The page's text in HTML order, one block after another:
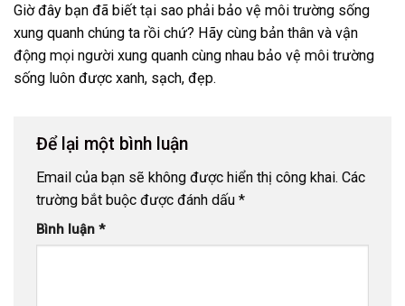
Giờ đây bạn đã biết tại sao phải bảo vệ môi trường sống
xung quanh chúng ta rồi chứ? Hãy cùng bản thân và vận
động mọi người xung quanh cùng nhau bảo vệ môi trường
sống luôn được xanh, sạch, đẹp.
Để lại một bình luận
Email của bạn sẽ không được hiển thị công khai. Các
trường bắt buộc được đánh dấu *
Bình luận *